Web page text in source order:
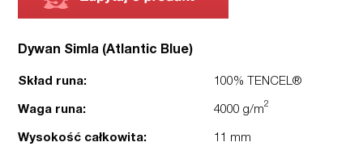
Dywan Simla (Atlantic Blue)
Skład runa: 100% TENCEL®
Waga runa: 4000 g/m2
Wysokość całkowita: 11 mm